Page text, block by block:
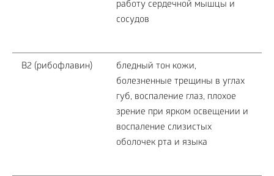
работу сердечной мышцы и
сосудов
В2 (рибофлавин)
бледный тон кожи,
болезненные трещины в углах
губ, воспаление глаз, плохое
зрение при ярком освещении и
воспаление слизистых
оболочек рта и языка